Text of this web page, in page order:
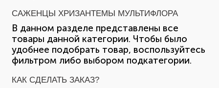
САЖЕНЦЫ ХРИЗАНТЕМЫ МУЛЬТИФЛОРА
В данном разделе представлены все
товары данной категории. Чтобы было
удобнее подобрать товар, воспользуйтесь
фильтром либо выбором подкатегории.
КАК СДЕЛАТЬ ЗАКАЗ?